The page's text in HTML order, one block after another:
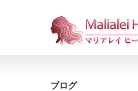
ブログ